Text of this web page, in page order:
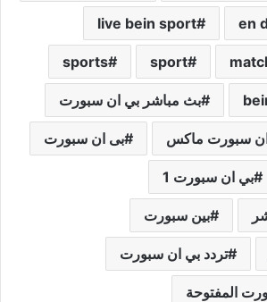
en
live bein sport
sport
sports
بث مباشر بي ان سبورت
ان سبورت ماكس بى ان سبورت
بي ان سبورت 1
بين سبورت
تردد بي ان سبورت
المفتوحة